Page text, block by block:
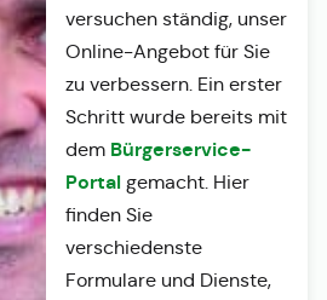
versuchen ständig, unser
Online-Angebot für Sie
zu verbessern. Ein erster
Schritt wurde bereits mit
dem Bürgerservice-
Portalgemacht. Hier
finden Sie
verschiedenste
Formulare und Dienste,